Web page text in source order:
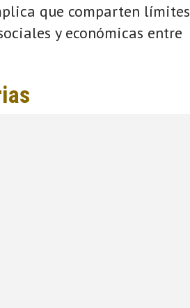
que comparten límites
y económicas entre